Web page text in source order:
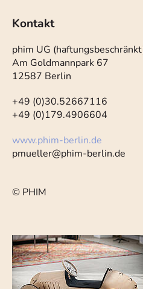
Kontakt
phim UG
Am Goldmannpark 67
12587 Berlin
+49 (0)30.52667116
+49 (0)179.4906604
www.phim-berlin.de
pmueller@phim-berlin.de
© PHIM